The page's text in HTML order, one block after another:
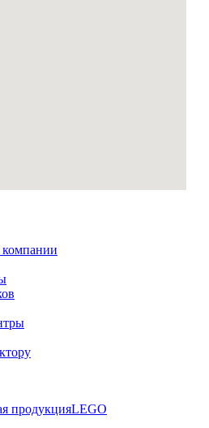
продукцияLEGO